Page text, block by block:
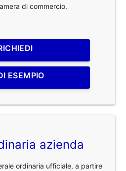
di commercio.
ESEMPIO
azienda
ordinaria ufficiale, a partire